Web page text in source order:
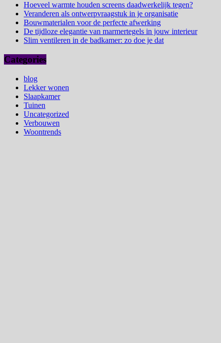
Hoeveel warmte houden screens daadwerkelijk tegen?
Veranderen als ontwerpvraagstuk in je organisatie
Bouwmaterialen voor de perfecte afwerking
De tijdloze elegantie van marmertegels in jouw interieur
Slim ventileren in de badkamer: zo doe je dat
Categories
blog
Lekker wonen
Slaapkamer
Tuinen
Uncategorized
Verbouwen
Woontrends